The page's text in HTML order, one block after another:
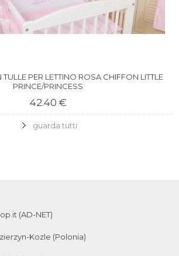
PER LETTINO ROSA CHIFFON LITTLE
PRINCE/PRINCESS
42.40 €
guarda tutti
(AD-NET)
Kozle (Polonia)